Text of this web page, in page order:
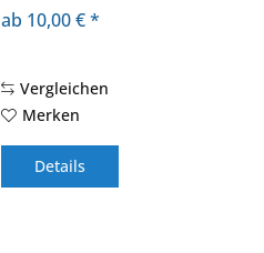
ab 10,00 € *
Vergleichen
Merken
Details